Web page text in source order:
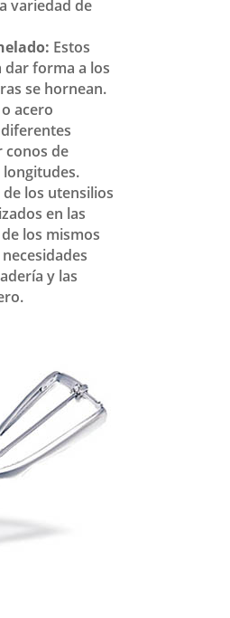
variedad de
Estos
dar forma a los
se hornean.
acero
conos de
los utensilios
en las
los mismos
y las